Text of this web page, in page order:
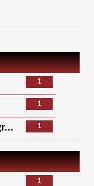
1
1
1
1